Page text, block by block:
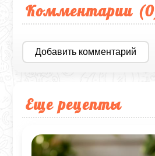
Комментарии (0
Добавить комментарий
Еще рецепты